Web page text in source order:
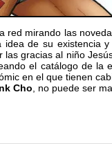
red mirando las
de su existencia
gracias al niño
el catálogo de la
en el que tienen
Cho , no puede ser